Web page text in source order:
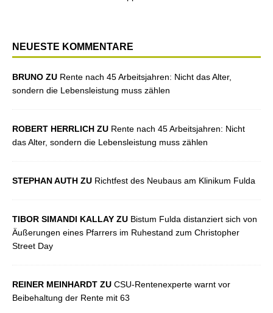
NEUESTE KOMMENTARE
BRUNO ZU Rente nach 45 Arbeitsjahren: Nicht das Alter,
sondern die Lebensleistung muss zählen
ROBERT HERRLICH ZU Rente nach 45 Arbeitsjahren: Nicht
das Alter, sondern die Lebensleistung muss zählen
STEPHAN AUTH ZU Richtfest des Neubaus am Klinikum Fulda
TIBOR SIMANDI KALLAY ZU Bistum Fulda distanziert sich von
Äußerungen eines Pfarrers im Ruhestand zum Christopher
Street Day
REINER MEINHARDT ZU CSU-Rentenexperte warnt vor
Beibehaltung der Rente mit 63